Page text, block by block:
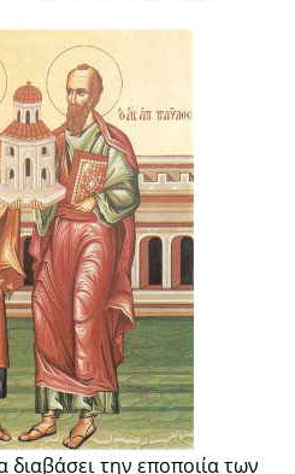
διαβάσει την εποποιία των